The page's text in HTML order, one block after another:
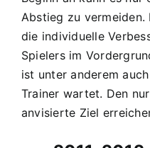
Abstieg zu
die individuelle
Spielers im
ist unter anderem
Trainer wartet. Den
anvisierte Ziel